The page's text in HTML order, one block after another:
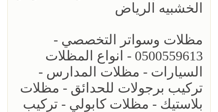
الخشبيه الرياض
مظلات وسواتر التخصصي -
0500559613 - انواع المظلات
السيارات - مظلات المدارس -
تركيب برجولات للحدائق - مظلات
بلاستيك - مظلات كابولي - تركيب